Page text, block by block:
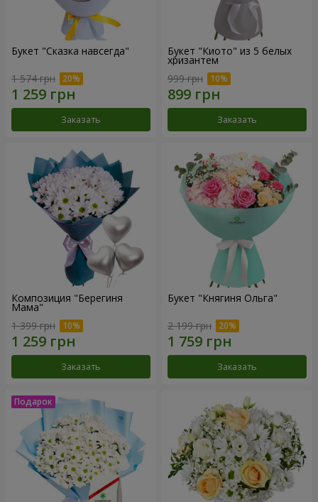
Букет "Сказка навсегда"
1 574 грн
Заказать
Букет "Киото" из 5 белых
хризантем
999 грн
Заказать
Композиция "Берегиня
Мама"
1 399 грн
Заказать
Букет "Княгиня Ольга"
2 199 грн
Заказать